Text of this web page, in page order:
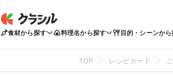
食材から探す 料理名から探す 目的・シーンか
TOP レシピカード